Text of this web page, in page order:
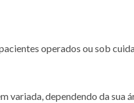
operados ou sob
dependendo da sua